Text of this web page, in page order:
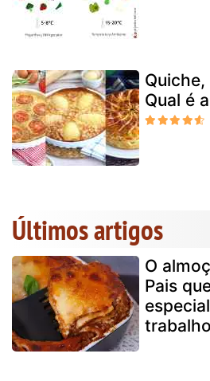
Qual é
Últimos artigos
O
Pais
trabalho